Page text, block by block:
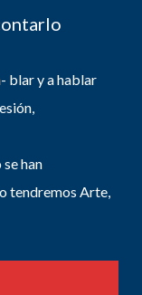
blar y a hablar
han
tendremos Arte,